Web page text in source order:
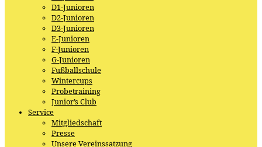
D1-Junioren
D2-Junioren
D3-Junioren
E-Junioren
F-Junioren
G-Junioren
Fußballschule
Wintercups
Probetraining
Junior’s Club
Service
Mitgliedschaft
Presse
Unsere Vereinssatzung